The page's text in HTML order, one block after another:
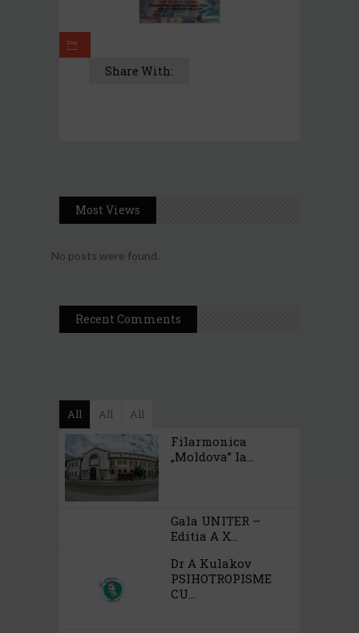
Share With:
Most Views
No posts were found.
Recent Comments
All All All
Filarmonica
„Moldova” Ia...
Gala UNITER –
Editia A X...
Dr A Kulakov
PSIHOTROPISME
CU...